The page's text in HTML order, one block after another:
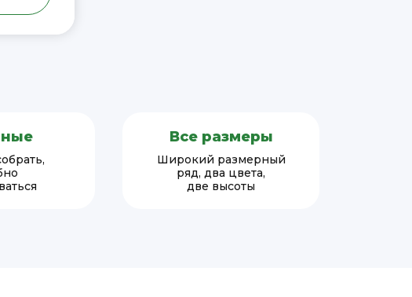
Все размеры
Широкий размерный
ряд, два цвета,
две высоты